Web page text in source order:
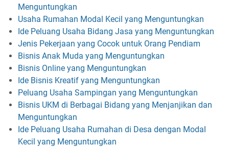
Menguntungkan
Usaha Rumahan Modal Kecil yang Menguntungkan
Ide Peluang Usaha Bidang Jasa yang Menguntungkan
Jenis Pekerjaan yang Cocok untuk Orang Pendiam
Bisnis Anak Muda yang Menguntungkan
Bisnis Online yang Menguntungkan
Ide Bisnis Kreatif yang Menguntungkan
Peluang Usaha Sampingan yang Menguntungkan
Bisnis UKM di Berbagai Bidang yang Menjanjikan dan
Menguntungkan
Ide Peluang Usaha Rumahan di Desa dengan Modal
Kecil yang Menguntungkan